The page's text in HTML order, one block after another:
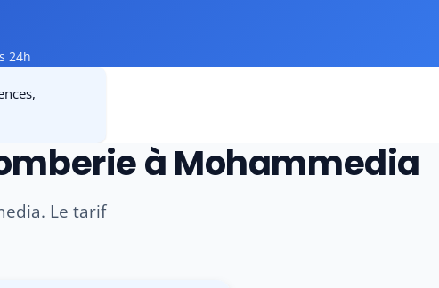
24h
à Mohammedia
Le tarif